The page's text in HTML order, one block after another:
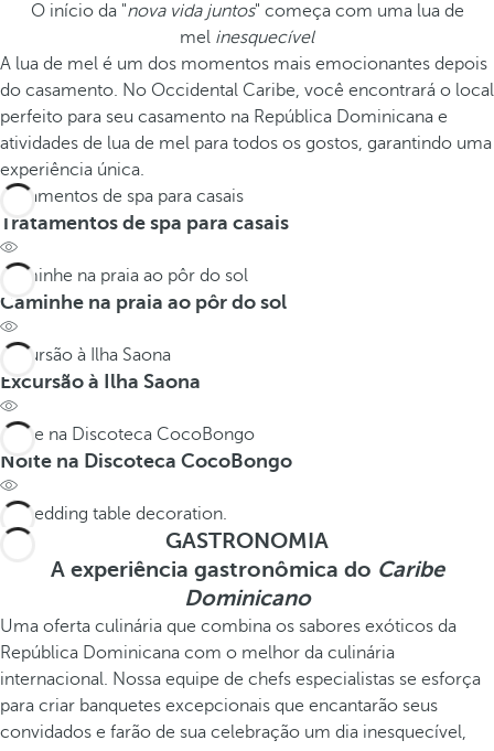
O início da "nova vida juntos" começa com uma lua de
mel inesquecível
A lua de mel é um dos momentos mais emocionantes depois
do casamento. No Occidental Caribe, você encontrará o local
perfeito para seu casamento na República Dominicana e
atividades de lua de mel para todos os gostos, garantindo uma
experiência única.
Tratamentos de spa para casais
Tratamentos de spa para casais
Caminhe na praia ao pôr do sol
Caminhe na praia ao pôr do sol
Excursão à Ilha Saona
Excursão à Ilha Saona
Noite na Discoteca CocoBongo
Noite na Discoteca CocoBongo
GASTRONOMIA
A experiência gastronômica do Caribe
Dominicano
Uma oferta culinária que combina os sabores exóticos da
República Dominicana com o melhor da culinária
internacional. Nossa equipe de chefs especialistas se esforça
para criar banquetes excepcionais que encantarão seus
convidados e farão de sua celebração um dia inesquecível,